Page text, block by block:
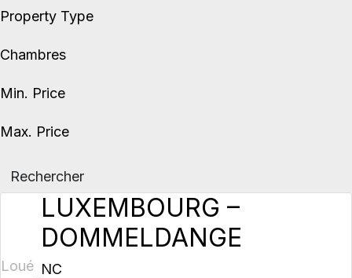
Property Type
Chambres
Min. Price
Max. Price
Rechercher
Loué
LUXEMBOURG –
DOMMELDANGE
NC